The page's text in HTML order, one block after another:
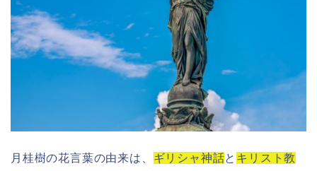
月桂樹の花言葉の由来は、 ギリシャ神話と キリスト教